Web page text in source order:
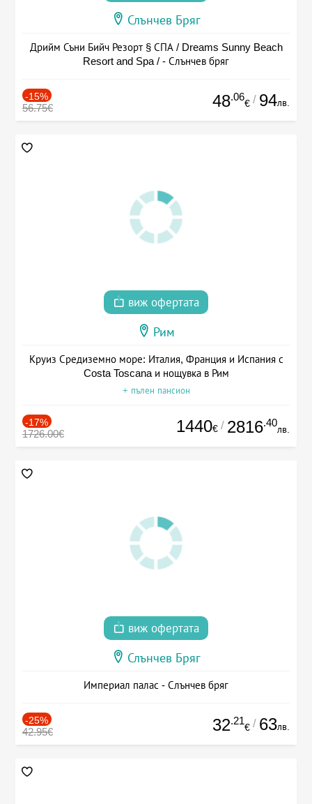
Слънчев Бряг
Дрийм Съни Бийч Резорт § СПА / Dreams Sunny Beach
Resort and Spa / - Слънчев бряг
-15%
56.75€ 48.06
€ / 94лв.
виж офертата
Рим
Круиз Средиземно море: Италия, Франция и Испания с
Costa Toscana и нощувка в Рим
+ пълен пансион
-17%
1726.00€ 1440€ / 2816.40
лв.
виж офертата
Слънчев Бряг
Империал палас - Слънчев бряг
-25%
42.95€ 32.21
€ / 63лв.